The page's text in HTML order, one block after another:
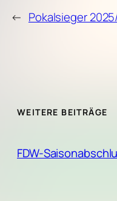
← Pokalsieger
WEITERE BEITRÄGE
FDW-